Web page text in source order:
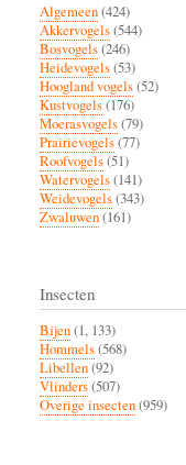
Algemeen(424)
Akkervogels(544)
Bosvogels(246)
Heidevogels(53)
Hoogland vogels(52)
Kustvogels(176)
Moerasvogels(79)
Prairievogels(77)
Roofvogels(51)
Watervogels(141)
Weidevogels(343)
Zwaluwen(161)
Insecten
Bijen(1, 133)
Hommels(568)
Libellen(92)
Vlinders(507)
Overige insecten(959)